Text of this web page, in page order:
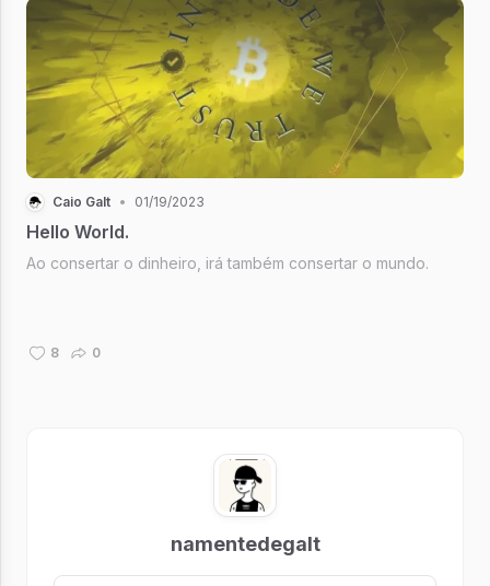
Caio Galt • 01/19/2023
Hello World.
Ao consertar o dinheiro, irá também consertar o mundo.
8 0
namentedegalt